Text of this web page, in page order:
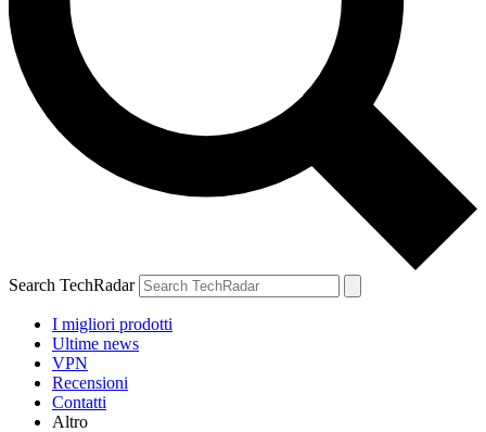
Search TechRadar
I migliori prodotti
Ultime news
VPN
Recensioni
Contatti
Altro